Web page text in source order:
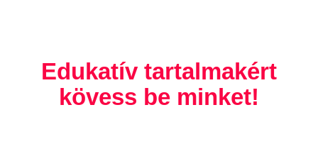
Edukatív tartalmakért
kövess be minket!